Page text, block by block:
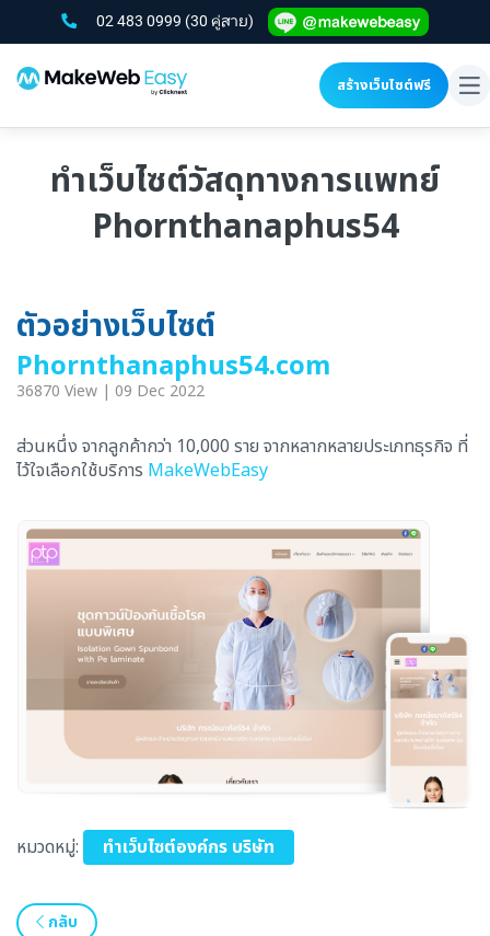
02 483 0999 (30 คู่สาย)
สร้างเว็บไซต์ฟรี
ทำเว็บไซต์วัสดุทางการแพทย์
Phornthanaphus54
ตัวอย่างเว็บไซต์
Phornthanaphus54.com
36870 View | 09 Dec 2022
ส่วนหนึ่ง จากลูกค้ากว่า 10,000 ราย จากหลากหลายประเภทธุรกิจ ที่
ไว้ใจเลือกใช้บริการ MakeWebEasy
หมวดหมู่: ทำเว็บไซต์องค์กร บริษัท
กลับ